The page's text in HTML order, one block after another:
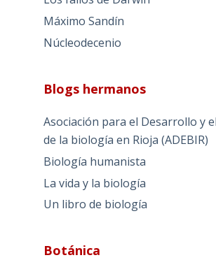
Máximo Sandín
Núcleodecenio
Blogs hermanos
Asociación para el Desarrollo y
de la biología en Rioja (ADEBIR)
Biología humanista
La vida y la biología
Un libro de biología
Botánica